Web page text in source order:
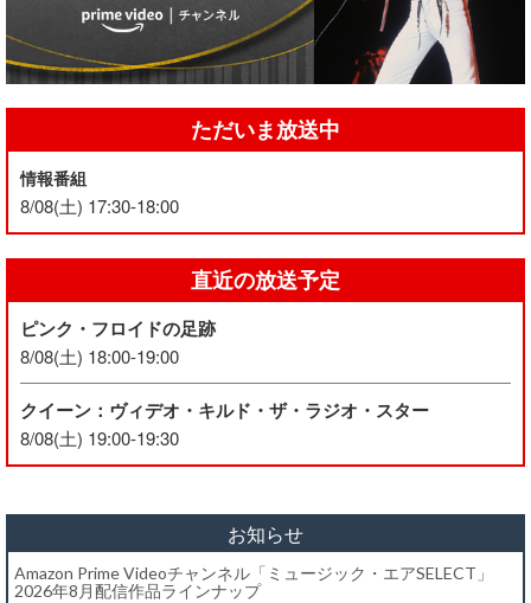
ただいま放送中
情報番組
8/08(土) 17:30-18:00
直近の放送予定
ピンク・フロイドの足跡
8/08(土) 18:00-19:00
クイーン：ヴィデオ・キルド・ザ・ラジオ・スター
8/08(土) 19:00-19:30
お知らせ
Amazon Prime Videoチャンネル「ミュージック・エアSELECT」
2026年8月配信作品ラインナップ